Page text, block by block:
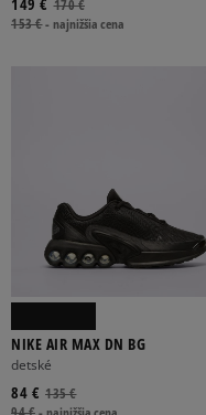
170 €
153 €-najnižšia cena
NIKE AIR MAX DN BG
detské
135 €
84 €